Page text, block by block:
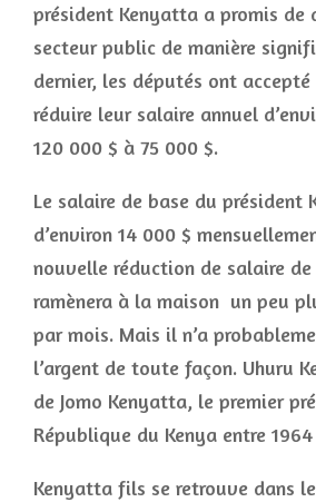
président Kenyatta a promis de
secteur public de manière
dernier, les députés ont
réduire leur salaire annuel
120 000 $ à 75 000 $.
Le salaire de base du président
d’environ 14 000 $
nouvelle réduction de salaire
ramènera à la maison un peu
par mois. Mais il n’a
l’argent de toute façon. Uhuru
de Jomo Kenyatta, le premier
République du Kenya entre
Kenyatta fils se retrouve dans